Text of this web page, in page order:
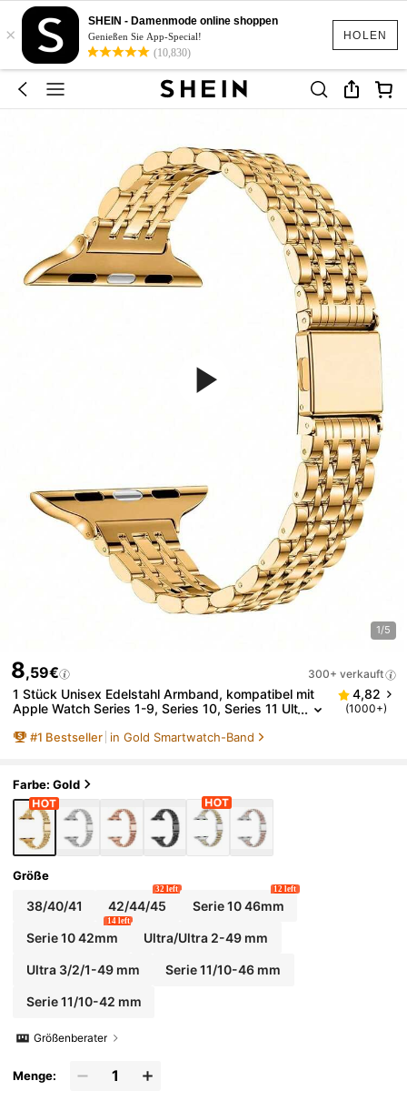
HOLEN
×
SHEIN - Damenmode online shoppen
Genießen Sie App-Special!
(10,830)
1/5
8,59€ 300+ verkauft
1 Stück Unisex Edelstahl Armband, kompatibel mit
Apple Watch Series 1-9, Series 10, Series 11 Ult
l. Werkzeug für einfache Anpassung
4,82
(1000+)
#1 Bestseller in Gold Smartwatch-Band
Farbe: Gold
Größe
38/40/41 42/44/45
32 left
Serie 10 46mm
12 left
Serie 10 42mm
14 left
Ultra/Ultra 2-49 mm
Ultra 3/2/1-49 mm Serie 11/10-46 mm
Serie 11/10-42 mm
Größenberater
Menge: